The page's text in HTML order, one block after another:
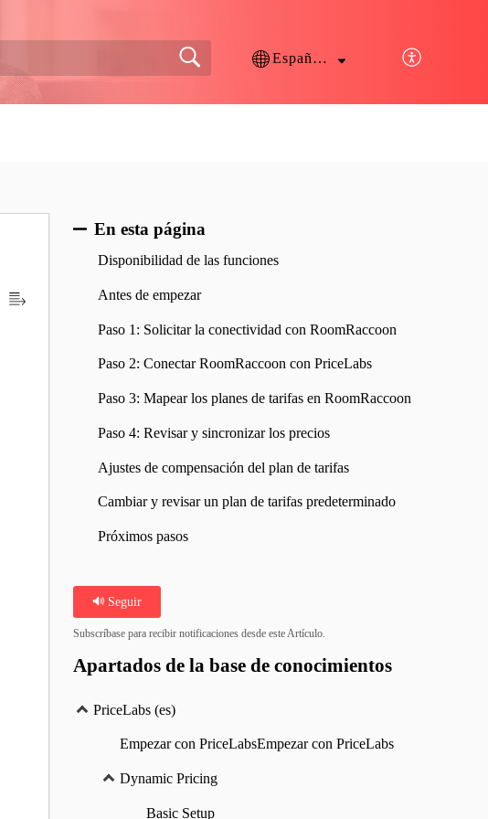
Español (España)
En esta página
Disponibilidad de las funciones
Antes de empezar
Paso 1: Solicitar la conectividad con RoomRaccoon
Paso 2: Conectar RoomRaccoon con PriceLabs
Paso 3: Mapear los planes de tarifas en RoomRaccoon
Paso 4: Revisar y sincronizar los precios
Ajustes de compensación del plan de tarifas
Cambiar y revisar un plan de tarifas predeterminado
Próximos pasos
Seguir
Subscríbase para recibir notificaciones desde este Artículo.
Apartados de la base de conocimientos
PriceLabs (es)
Empezar con PriceLabsEmpezar con PriceLabs
Dynamic Pricing
Basic Setup